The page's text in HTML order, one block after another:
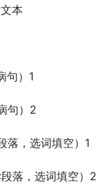
本
句）1
句）2
落，选词填空）1
落，选词填空）2